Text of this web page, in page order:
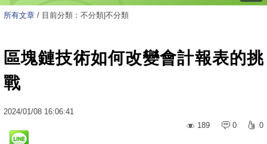
所有文章 / 目前分類：不分類|不分類
區塊鏈技術如何改變會計報表的挑
戰
2024/01/08 16:06:41
189
0 0